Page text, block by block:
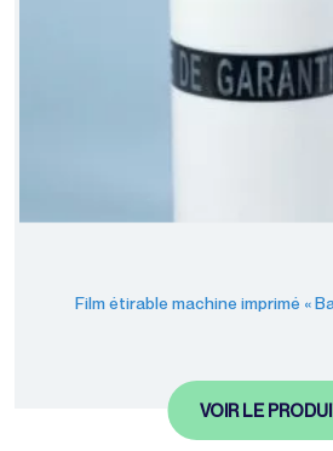
Film étirable machine imprimé «
VOIR LE